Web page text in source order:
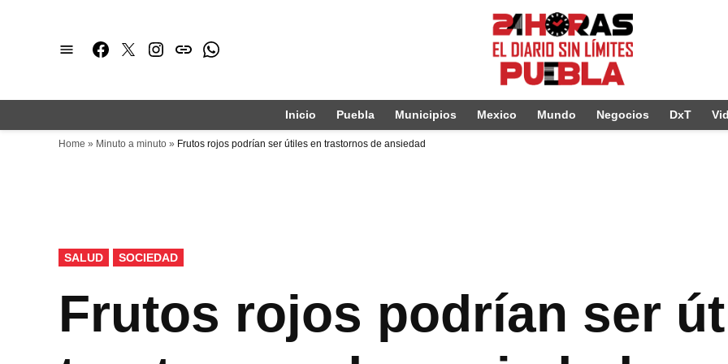
Facebook
TwitterInstagram
issuuWhatsapp
Inicio Puebla Municipios Mexico Mundo Negocios DxT
Home » Minuto a minuto » Frutos rojos podrían ser útiles en trastornos de ansiedad
PUBLICADO
EN
SALUD SOCIEDAD
Frutos rojos podrían ser